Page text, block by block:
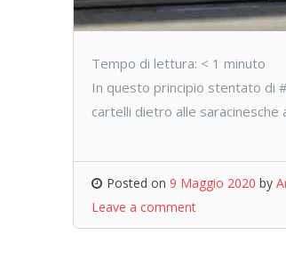
Tempo di lettura: < 1 minuto
In questo principio stentato di
cartelli dietro alle saracinesche
Posted on 9 Maggio 2020 by
Leave a comment